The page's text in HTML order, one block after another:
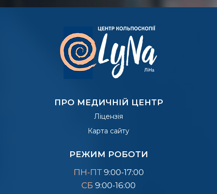
ПРО МЕДИЧНІЙ ЦЕНТР
Ліцензія
Карта сайту
РЕЖИМ РОБОТИ
ПН-ПТ 9:00-17:00
СБ 9:00-16:00